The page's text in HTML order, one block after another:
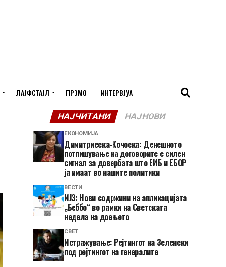
ЛАЈФСТАЈЛ ПРОМО ИНТЕРВЈУА
НАЈЧИТАНИ НАЈНОВИ
ЕКОНОМИЈА
Димитриеска-Кочоска: Денешното
потпишување на договорите е силен
сигнал за довербата што ЕИБ и ЕБОР
ја имаат во нашите политики
ВЕСТИ
ИЈЗ: Нови содржини на апликацијата
„Беббо“ во рамки на Светската
недела на доењето
СВЕТ
Истражување: Рејтингот на Зеленски
под рејтингот на генералите